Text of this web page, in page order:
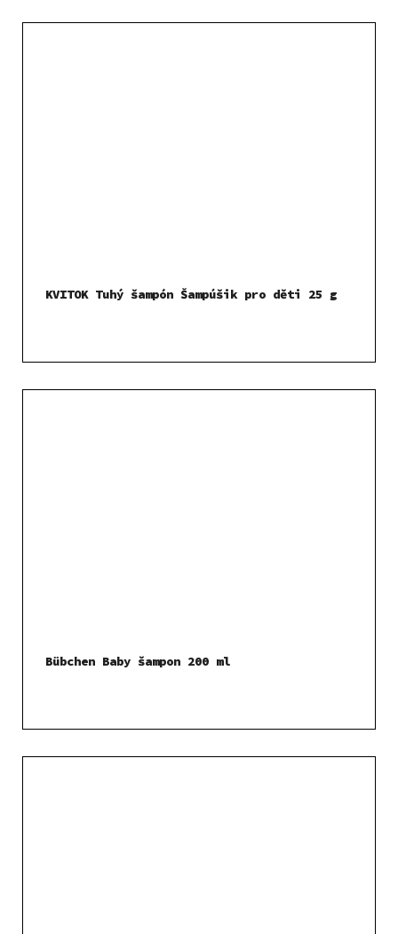
KVITOK Tuhý šampón Šampúšik pro děti 25 g
Bübchen Baby šampon 200 ml